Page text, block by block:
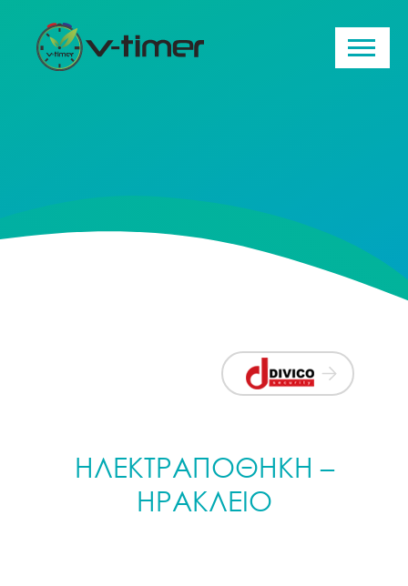
ΗΛΕΚΤΡΑΠΟΘΗΚΗ –
ΗΡΑΚΛΕΙΟ